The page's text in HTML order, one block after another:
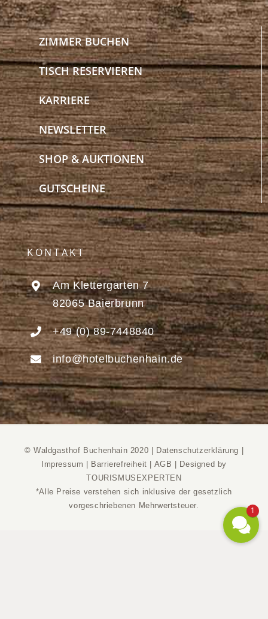
ZIMMER BUCHEN
TISCH RESERVIEREN
KARRIERE
NEWSLETTER
SHOP & AUKTIONEN
GUTSCHEINE
KONTAKT
Am Klettergarten 7
82065 Baierbrunn
+49 (0) 89-7448840
info@hotelbuchenhain.de
© Waldgasthof Buchenhain 2020 | Datenschutzerklärung
Impressum
Barrierefreiheit AGB
Designed by
TOURISMUSEXPERTEN
*Alle Preise verstehen sich inklusive der gesetzlich
vorgeschriebenen Mehrwertsteuer.
1